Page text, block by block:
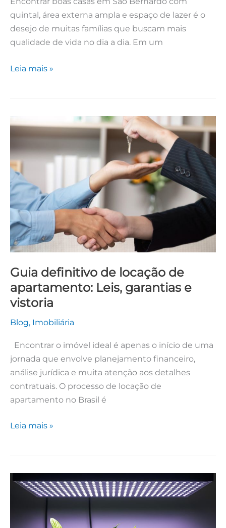
quintal, área externa ampla e espaço de lazer é o
desejo de muitas famílias que buscam mais
qualidade de vida no dia a dia. Em um
Leia mais »
Guia definitivo de locação de
apartamento: Leis, garantias e
vistoria
Blog, Imobiliária
Encontrar o imóvel ideal é apenas o início de uma
jornada que envolve planejamento financeiro,
análise jurídica e muita atenção aos detalhes
contratuais. O processo de locação de
apartamento no Brasil é
Guia
de
locação
de
apartamento:
Leis,
garantias
e
vistoria
Leia mais »
Painel
Indoor: